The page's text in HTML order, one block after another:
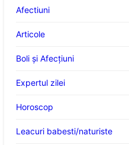
Afectiuni
Articole
Boli și Afecțiuni
Expertul zilei
Horoscop
Leacuri babesti/naturiste